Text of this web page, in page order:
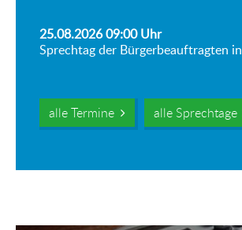
25.08.2026 09:00Uhr
Sprechtag der Bürgerbeauftragten
alle Termine alle Sprechtage